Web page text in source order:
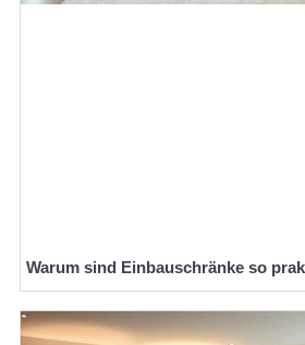
Warum sind Einbauschränke so